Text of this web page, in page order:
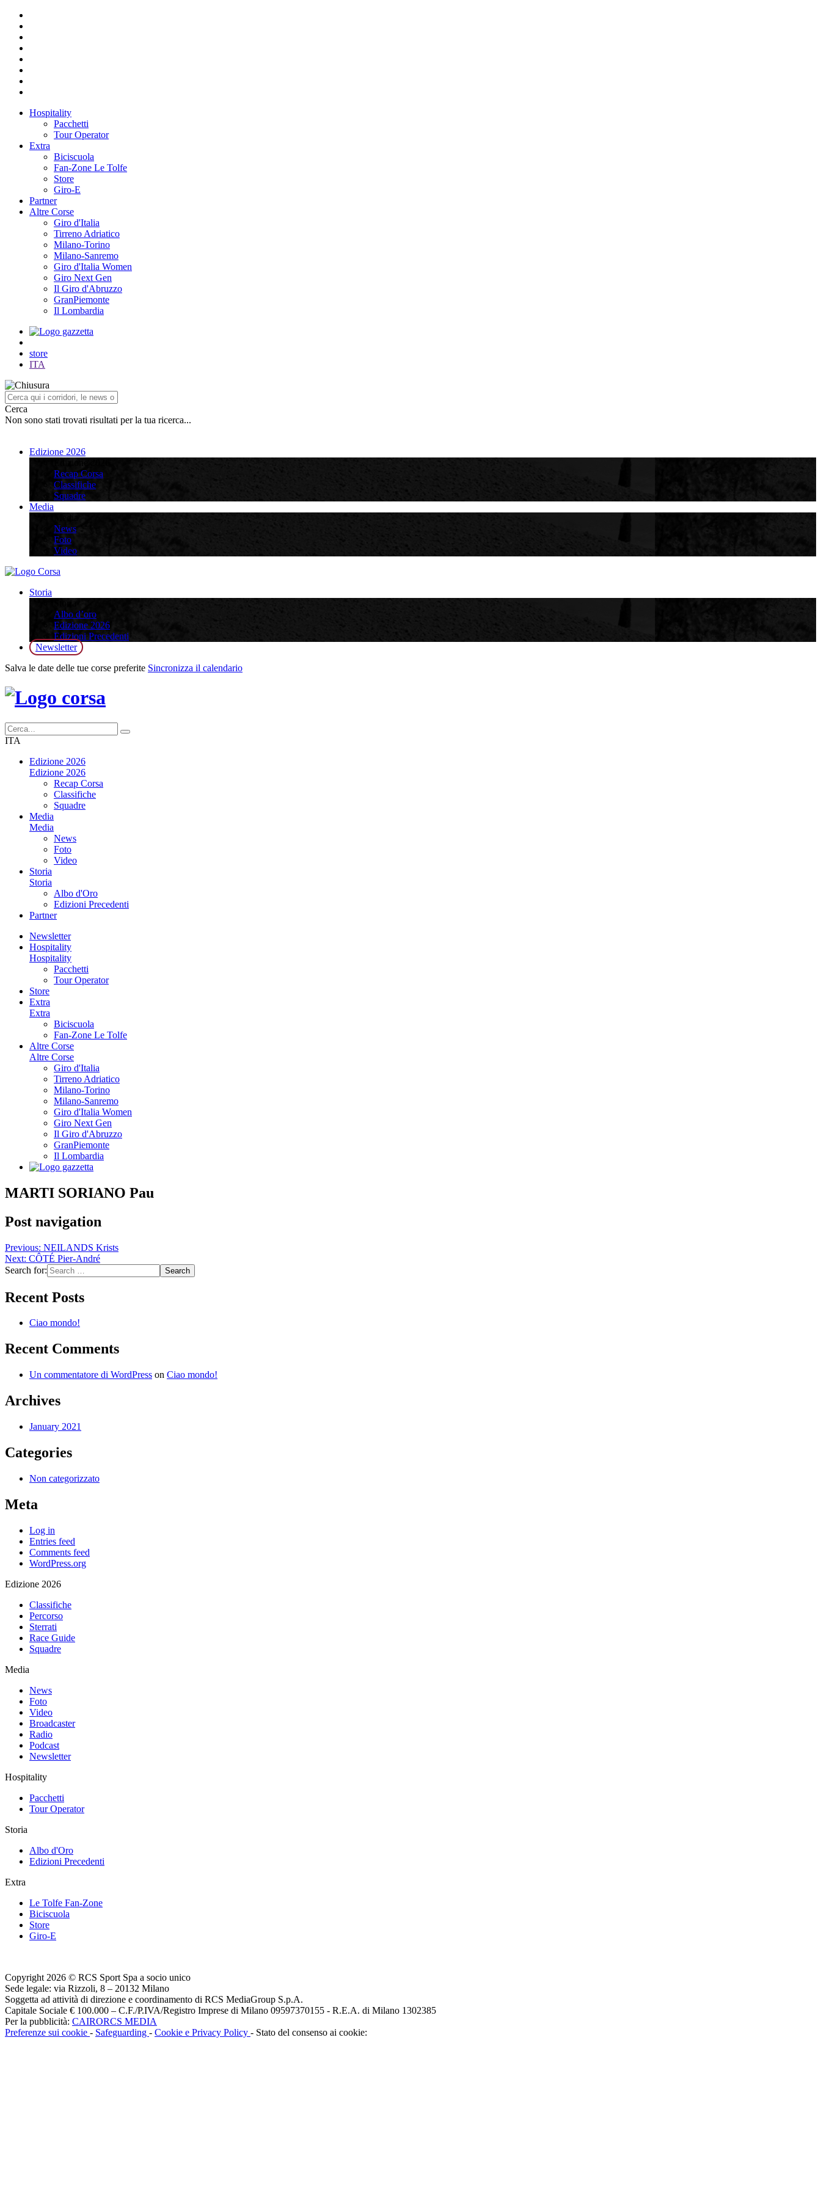
Hospitality
Pacchetti
Tour Operator
Extra
Biciscuola
Fan-Zone Le Tolfe
Store
Giro-E
Partner
Altre Corse
Giro d'Italia
Tirreno Adriatico
Milano-Torino
Milano-Sanremo
Giro d'Italia Women
Giro Next Gen
Il Giro d'Abruzzo
GranPiemonte
Il Lombardia
store
ITA
Cerca
Non sono stati trovati risultati per la tua ricerca...
Edizione 2026
Recap Corsa
Classifiche
Squadre
Media
News
Foto
Video
Storia
Albo d’oro
Edizione 2026
Edizioni Precedenti
Newsletter
Salva le date delle tue corse preferite Sincronizza il calendario
ITA
Edizione 2026
Edizione 2026
Recap Corsa
Classifiche
Squadre
Media
Media
News
Foto
Video
Storia
Storia
Albo d'Oro
Edizioni Precedenti
Partner
Newsletter
Hospitality
Hospitality
Pacchetti
Tour Operator
Store
Extra
Extra
Biciscuola
Fan-Zone Le Tolfe
Altre Corse
Altre Corse
Giro d'Italia
Tirreno Adriatico
Milano-Torino
Milano-Sanremo
Giro d'Italia Women
Giro Next Gen
Il Giro d'Abruzzo
GranPiemonte
Il Lombardia
MARTI SORIANO Pau
Post navigation
Previous: NEILANDS Krists
Next: CÔTÉ Pier-André
Search for:
Recent Posts
Ciao mondo!
Recent Comments
Un commentatore di WordPress on Ciao mondo!
Archives
January 2021
Categories
Non categorizzato
Meta
Log in
Entries feed
Comments feed
WordPress.org
Edizione 2026
Classifiche
Percorso
Sterrati
Race Guide
Squadre
Media
News
Foto
Video
Broadcaster
Radio
Podcast
Newsletter
Hospitality
Pacchetti
Tour Operator
Storia
Albo d'Oro
Edizioni Precedenti
Extra
Le Tolfe Fan-Zone
Biciscuola
Store
Giro-E
Copyright 2026 © RCS Sport Spa a socio unico
Sede legale: via Rizzoli, 8 – 20132 Milano
Soggetta ad attività di direzione e coordinamento di RCS MediaGroup S.p.A.
Capitale Sociale € 100.000 – C.F./P.IVA/Registro Imprese di Milano 09597370155 - R.E.A. di Milano 1302385
Per la pubblicità: CAIRORCS MEDIA
Preferenze sui cookie - Safeguarding - Cookie e Privacy Policy - Stato del consenso ai cookie: